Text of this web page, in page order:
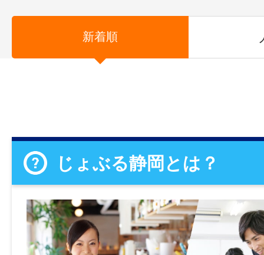
新着順
じょぶる静岡とは？